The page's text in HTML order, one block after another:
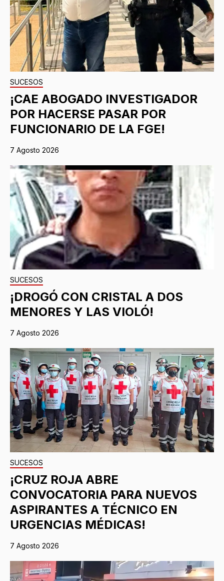
SUCESOS
¡CAE ABOGADO INVESTIGADOR
POR HACERSE PASAR POR
FUNCIONARIO DE LA FGE!
7 Agosto 2026
SUCESOS
¡DROGÓ CON CRISTAL A DOS
MENORES Y LAS VIOLÓ!
7 Agosto 2026
SUCESOS
¡CRUZ ROJA ABRE
CONVOCATORIA PARA NUEVOS
ASPIRANTES A TÉCNICO EN
URGENCIAS MÉDICAS!
7 Agosto 2026